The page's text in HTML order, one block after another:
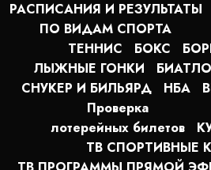
РАСПИСАНИЯ И РЕЗУЛЬТАТЫ
ПО ВИДАМ СПОРТА
ТЕННИС
БОКС
ЛЫЖНЫЕ ГОНКИ
СНУКЕР И БИЛЬЯРД
НБА
Проверка
лотерейных билетов
ТВ СПОРТИВНЫЕ